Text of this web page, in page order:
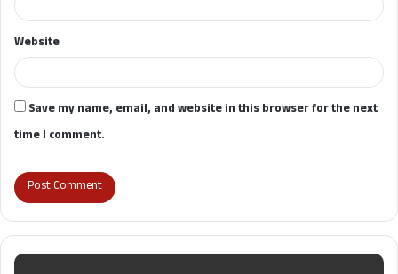
Website
Save my name, email, and website in this browser for the next
time I comment.